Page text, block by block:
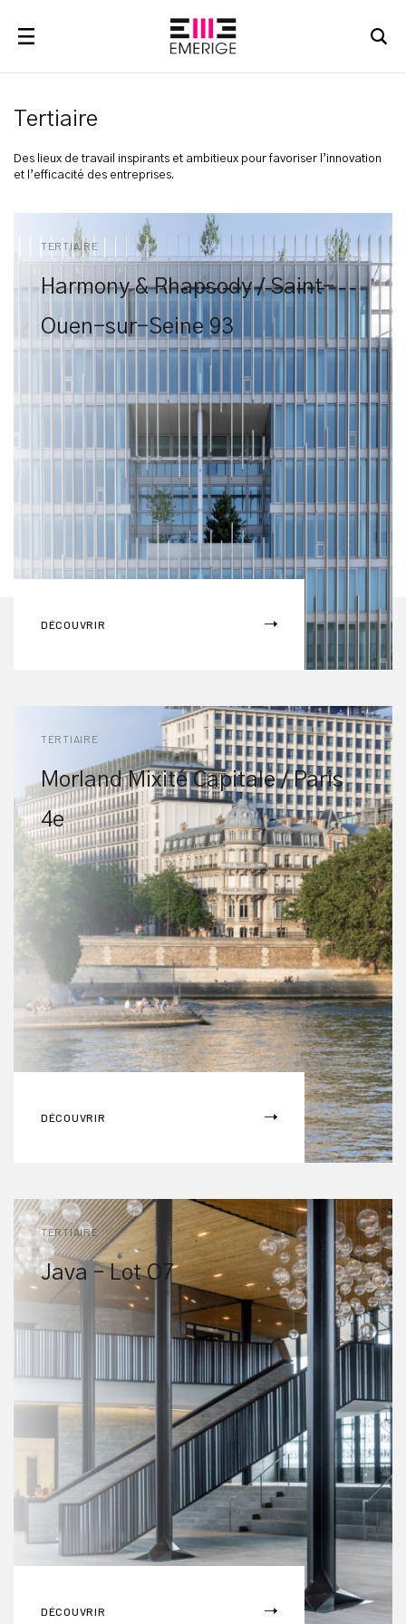
RECHERCHER
Tertiaire
Des lieux de travail inspirants et ambitieux pour favoriser l’innovation
et l’efficacité des entreprises.
TERTIAIRE
Harmony & Rhapsody / Saint-
Ouen-sur-Seine 93
DÉCOUVRIR
TERTIAIRE
Morland Mixité Capitale / Paris
4e
DÉCOUVRIR
TERTIAIRE
Java – Lot O7
DÉCOUVRIR